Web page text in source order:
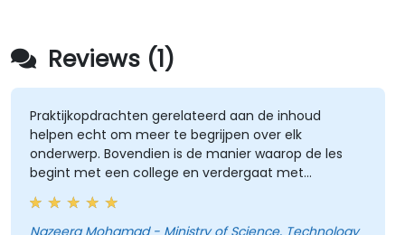
Reviews (1)
Praktijkopdrachten gerelateerd aan de inhoud
helpen echt om meer te begrijpen over elk
onderwerp. Bovendien is de manier waarop de les
begint met een college en verdergaat met
praktijkopdrachten goed en helpt het om de eerder
gepresenteerde lesstof beter te relateren.